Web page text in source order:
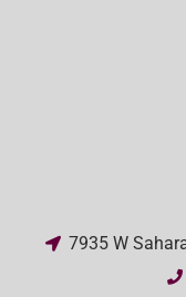
7935 W